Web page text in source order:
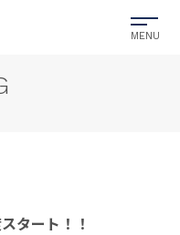
タート！！